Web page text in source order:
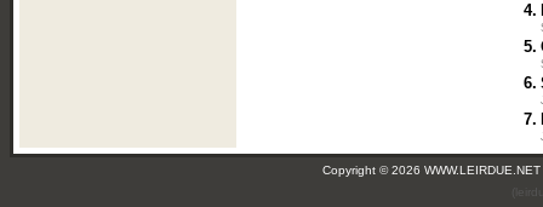
4.
5.
6.
7.
Copyright © 2026